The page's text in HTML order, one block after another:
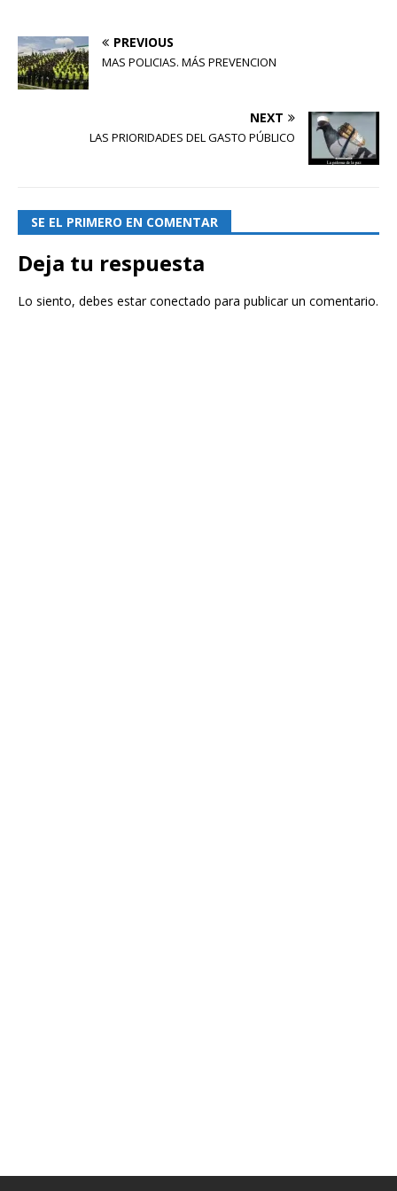
PREVIOUS
MAS POLICIAS. MÁS PREVENCION
NEXT
LAS PRIORIDADES DEL GASTO PÚBLICO
SE EL PRIMERO EN COMENTAR
Deja tu respuesta
Lo siento, debes estarconectado para publicar un comentario.